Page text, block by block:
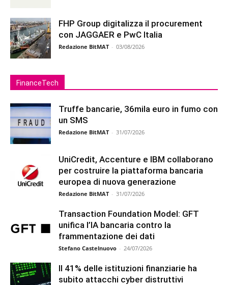
FHP Group digitalizza il procurement
con JAGGAER e PwC Italia
Redazione BitMAT - 03/08/2026
FinanceTech
Truffe bancarie, 36mila euro in fumo con
un SMS
Redazione BitMAT - 31/07/2026
UniCredit, Accenture e IBM collaborano
per costruire la piattaforma bancaria
europea di nuova generazione
Redazione BitMAT - 31/07/2026
Transaction Foundation Model: GFT
unifica l’IA bancaria contro la
frammentazione dei dati
Stefano Castelnuovo - 24/07/2026
Il 41% delle istituzioni finanziarie ha
subito attacchi cyber distruttivi